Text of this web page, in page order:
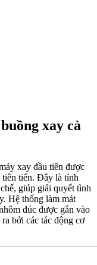
xay cà
xay đầu tiên được
tiên tiến. Đây là tính
giúp giải quyết tình
Hệ thống làm mát
đúc được gắn vào
bởi các tác động cơ